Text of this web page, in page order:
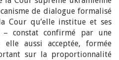
de dialogue formalisé
Cour qu’elle institue et ses
constat confirmé par une
elle aussi acceptée, formée
sur la proportionnalité